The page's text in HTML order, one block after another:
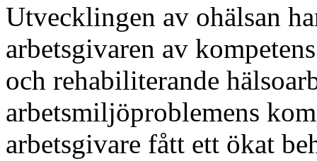
Utvecklingen av ohälsan
arbetsgivaren av
och rehabiliterande
arbetsmiljöproblemens
arbetsgivare fått ett ökat